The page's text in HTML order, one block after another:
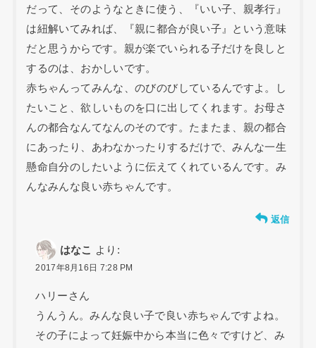
だって、そのようなときに使う、『いい子、親孝行』
は紐解いてみれば、『親に都合が良い子』という意味
だと思うからです。親が楽でいられる子だけを良しと
するのは、おかしいです。
赤ちゃんってみんな、のびのびしているんですよ。し
たいこと、欲しいものを口に出してくれます。お母さ
んの都合なんてなんのそのです。たまたま、親の都合
にあったり、あわなかったりするだけで、みんな一生
懸命自分のしたいように伝えてくれているんです。み
んなみんな良い赤ちゃんです。
返信
はなこ より:
2017年8月16日 7:28 PM
ハリーさん
うんうん。みんな良い子で良い赤ちゃんですよね。
その子によって妊娠中から本当に色々ですけど、み